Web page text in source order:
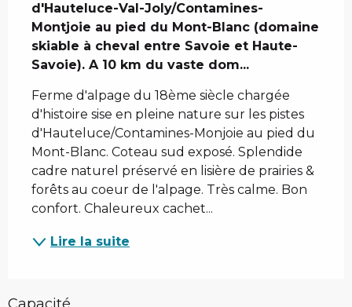
d'Hauteluce-Val-Joly/Contamines-
Montjoie au pied du Mont-Blanc (domaine
skiable à cheval entre Savoie et Haute-
Savoie). A 10 km du vaste dom...
Ferme d'alpage du 18ème siècle chargée
d'histoire sise en pleine nature sur les pistes
d'Hauteluce/Contamines-Monjoie au pied du
Mont-Blanc. Coteau sud exposé. Splendide
cadre naturel préservé en lisière de prairies &
forêts au coeur de l'alpage. Très calme. Bon
confort. Chaleureux cachet...
Lire la suite